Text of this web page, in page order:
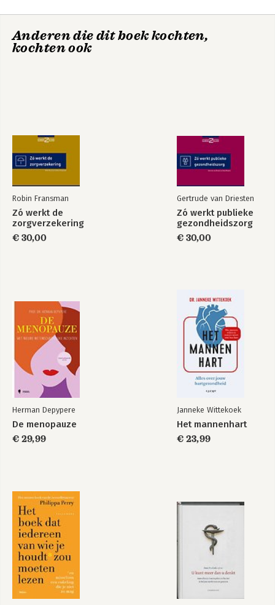
Nederland
Healthcare Works
Zó werkt de
ouderenzorg
Zó werkt publieke
gezondheidszorg
Anderen die dit boek kochten,
kochten ook
Robin Fransman
Zó werkt de
zorgverzekering
€ 30,00
Gertrude van Driesten
Zó werkt publieke
gezondheidszorg
€ 30,00
Herman Depypere
De menopauze
€ 29,99
Janneke Wittekoek
Het mannenhart
€ 23,99